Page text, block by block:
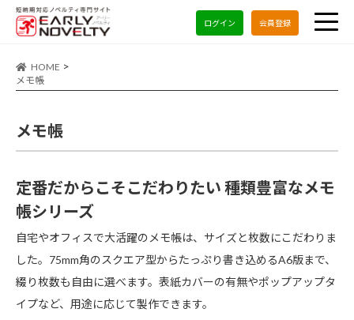
ログイン 会員登録
HOME
メモ帳
メモ帳
定番だからこそこだわりたい 種類豊富なメモ
帳シリーズ
自宅やオフィスで大活躍のメモ帳は、サイズと枚数にこだわりま
した。75mm角のスクエア型からたっぷり書き込めるA6版まで、
綴り枚数も自由に選べます。表紙カバーの有無やポップアップタ
イプなど、用途に応じて製作できます。